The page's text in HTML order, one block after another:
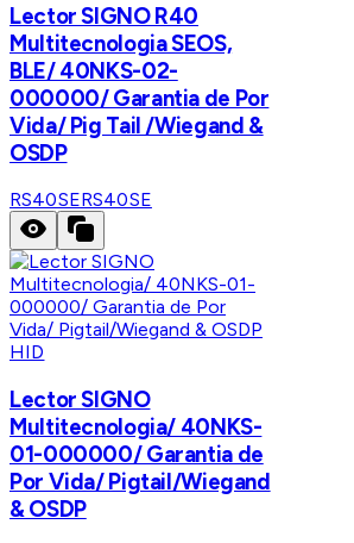
Lector SIGNO R40
Multitecnologia SEOS,
BLE/ 40NKS-02-
000000/ Garantia de Por
Vida/ Pig Tail /Wiegand &
OSDP
RS40SERS40SE
HID
Lector SIGNO
Multitecnologia/ 40NKS-
01-000000/ Garantia de
Por Vida/ Pigtail/Wiegand
& OSDP